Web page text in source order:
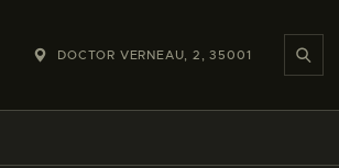
DOCTOR VERNEAU, 2, 35001